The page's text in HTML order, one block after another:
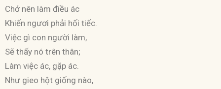
Chớ nên làm điều ác
Khiến ngươi phải hối tiếc.
Việc gì con người làm,
Sẽ thấy nó trên thân;
Làm việc ác, gặp ác.
Như gieo hột giống nào,